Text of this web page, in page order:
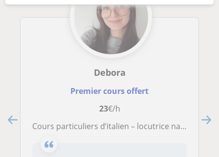
Debora
Premier cours offert
23€/h
Cours particuliers d’italien – locutrice native formée en didactique de l’italien langue étrangère